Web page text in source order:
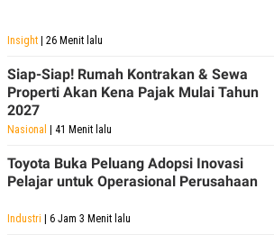
Insight | 26 Menit lalu
Siap-Siap! Rumah Kontrakan & Sewa
Properti Akan Kena Pajak Mulai Tahun
2027
Nasional | 41 Menit lalu
Toyota Buka Peluang Adopsi Inovasi
Pelajar untuk Operasional Perusahaan
Industri | 6 Jam 3 Menit lalu